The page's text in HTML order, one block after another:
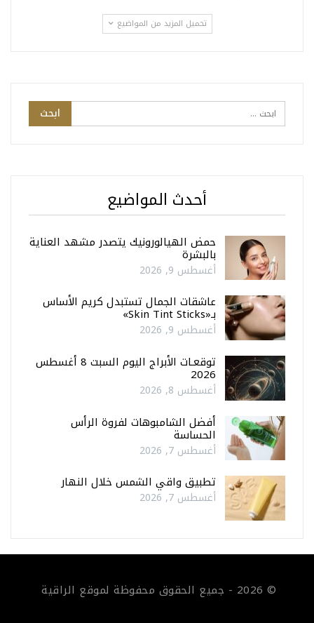
تحميل المزيد من المواضيع
أحدث المواضيع
حمض الهيالورونيك يتصدر مشهد العناية
بالبشرة
أغسطس 9, 2026
عاشقات الجمال تستبدل كريم الأساس
بـ«Skin Tint Sticks»
أغسطس 9, 2026
توقعـات الأبراج اليوم السبت 8 أغسطس
2026
أغسطس 8, 2026
أفضل الشامبوهات لفروة الرأس
الحساسة
أغسطس 7, 2026
تطبيق واقي الشمس خلال النهار
أغسطس 7, 2026
© 2026 - جميع الحقوق محفوظة لموقع الراقية